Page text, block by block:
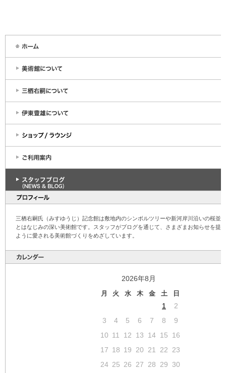
三栖右嗣氏（みすゆうじ）記念館は敷地内のシンボルツリーや新河岸川沿いの桜並
とはなじみの深い美術館です。スタッフがブログを通じて、さまざまお知らせを提
ように愛される美術館づくりをめざしています。
2026年8月
月 火 水 木 金 土 日
1
2
3
4 5 6 7 8
9
10 11 12 13 14 15
16
17 18 19 20 21 22
23
24 25 26 27 28 29
30